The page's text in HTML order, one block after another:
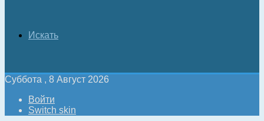
Искать
Суббота , 8 Август 2026
Войти
Switch skin